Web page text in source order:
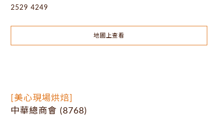
2529 4249
地圖上查看
[美心現場烘焙]
中華總商會 (8768)